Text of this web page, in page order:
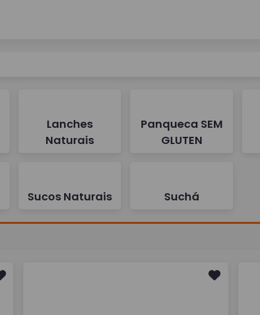
Lanches
Naturais
Panqueca SEM
GLUTEN
Sucos Naturais Suchá